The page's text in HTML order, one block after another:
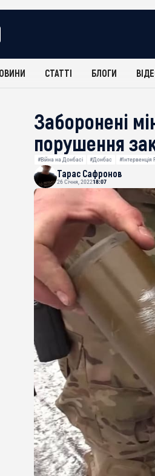
СТАТТІ БЛОГИ
Заборонені
порушення
#Війна на Донбасі #Донбас
Тарас Сафронов
26 Січня, 202218:07